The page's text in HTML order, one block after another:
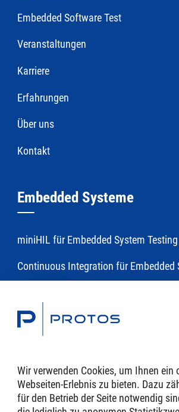
Embedded Software Test
Veranstaltungen
Karriere
Erfahrungen
Über uns
Kontakt
Embedded Systeme
miniHIL für Embedded System Testing
Continuous Integration für Embedded
Toolchains
mit eTrice
Domänenspezifische Sprachen und
Wir verwenden Cookies, um Ihnen ein
Webseiten-Erlebnis zu bieten. Dazu
für den Betrieb der Seite notwendig